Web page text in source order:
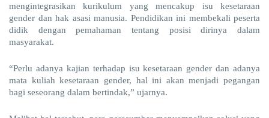
mengintegrasikan kurikulum yang mencakup isu kesetaraan
gender dan hak asasi manusia. Pendidikan ini membekali peserta
didik dengan pemahaman tentang posisi dirinya dalam
masyarakat.
“Perlu adanya kajian terhadap isu kesetaraan gender dan adanya
mata kuliah kesetaraan gender, hal ini akan menjadi pegangan
bagi seseorang dalam bertindak,” ujarnya.